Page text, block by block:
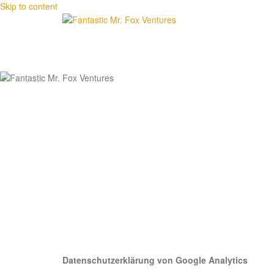
Skip to content
Datenschutzerklärung von Google Analytics